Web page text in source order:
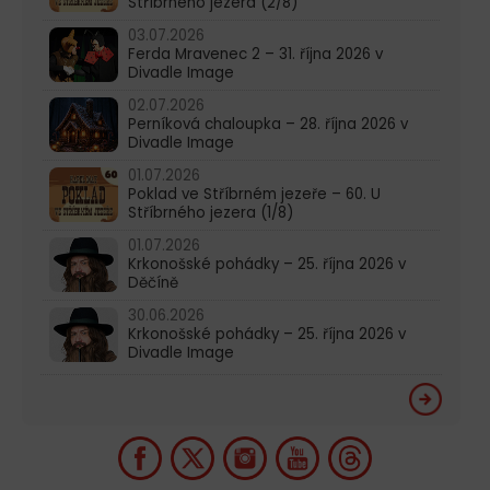
03.07.2026
Ferda Mravenec 2 – 31. října 2026 v
Divadle Image
02.07.2026
Perníková chaloupka – 28. října 2026 v
Divadle Image
01.07.2026
Poklad ve Stříbrném jezeře – 60. U
Stříbrného jezera (1/8)
01.07.2026
Krkonošské pohádky – 25. října 2026 v
Děčíně
30.06.2026
Krkonošské pohádky – 25. října 2026 v
Divadle Image